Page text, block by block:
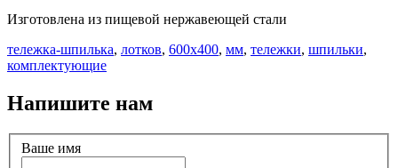
Изготовлена из пищевой нержавеющей стали
тележка-шпилька, лотков, 600х400, мм, тележки, шпильки,
комплектующие
Напишите нам
Ваше имя